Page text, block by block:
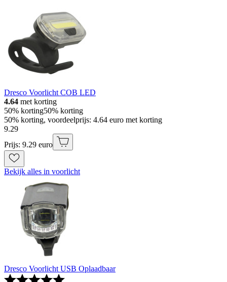
Dresco Voorlicht COB LED
4.64 met korting
50% korting50% korting
50% korting, voordeelprijs: 4.64 euro met korting
9.29
Prijs: 9.29 euro
Bekijk alles in voorlicht
Dresco Voorlicht USB Oplaadbaar